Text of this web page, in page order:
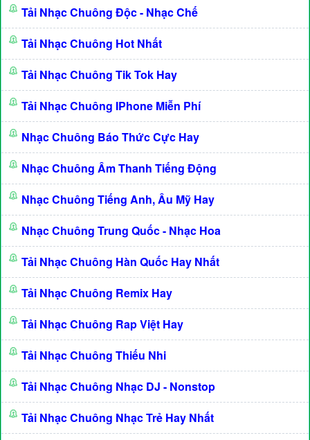
Tải Nhạc Chuông Độc - Nhạc Chế
Tải Nhạc Chuông Hot Nhất
Tải Nhạc Chuông Tik Tok Hay
Tải Nhạc Chuông IPhone Miễn Phí
Nhạc Chuông Báo Thức Cực Hay
Nhạc Chuông Âm Thanh Tiếng Động
Nhạc Chuông Tiếng Anh, Âu Mỹ Hay
Nhạc Chuông Trung Quốc - Nhạc Hoa
Tải Nhạc Chuông Hàn Quốc Hay Nhất
Tải Nhạc Chuông Remix Hay
Tải Nhạc Chuông Rap Việt Hay
Tải Nhạc Chuông Thiếu Nhi
Tải Nhạc Chuông Nhạc DJ - Nonstop
Tải Nhạc Chuông Nhạc Trẻ Hay Nhất